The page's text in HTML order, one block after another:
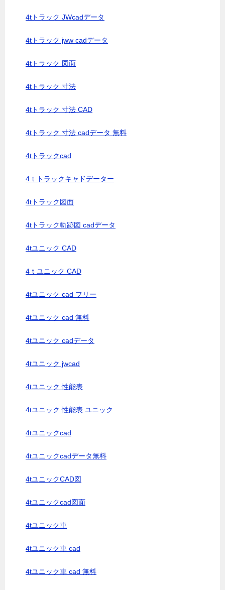
4tトラック JWcadデータ
4tトラック jww cadデータ
4tトラック 図面
4tトラック 寸法
4tトラック 寸法 CAD
4tトラック 寸法 cadデータ 無料
4tトラックcad
4ｔトラックキャドデーター
4tトラック図面
4tトラック軌跡図 cadデータ
4tユニック CAD
4ｔユニック CAD
4tユニック cad フリー
4tユニック cad 無料
4tユニック cadデータ
4tユニック jwcad
4tユニック 性能表
4tユニック 性能表 ユニック
4tユニックcad
4tユニックcadデータ無料
4tユニックCAD図
4tユニックcad図面
4tユニック車
4tユニック車 cad
4tユニック車 cad 無料